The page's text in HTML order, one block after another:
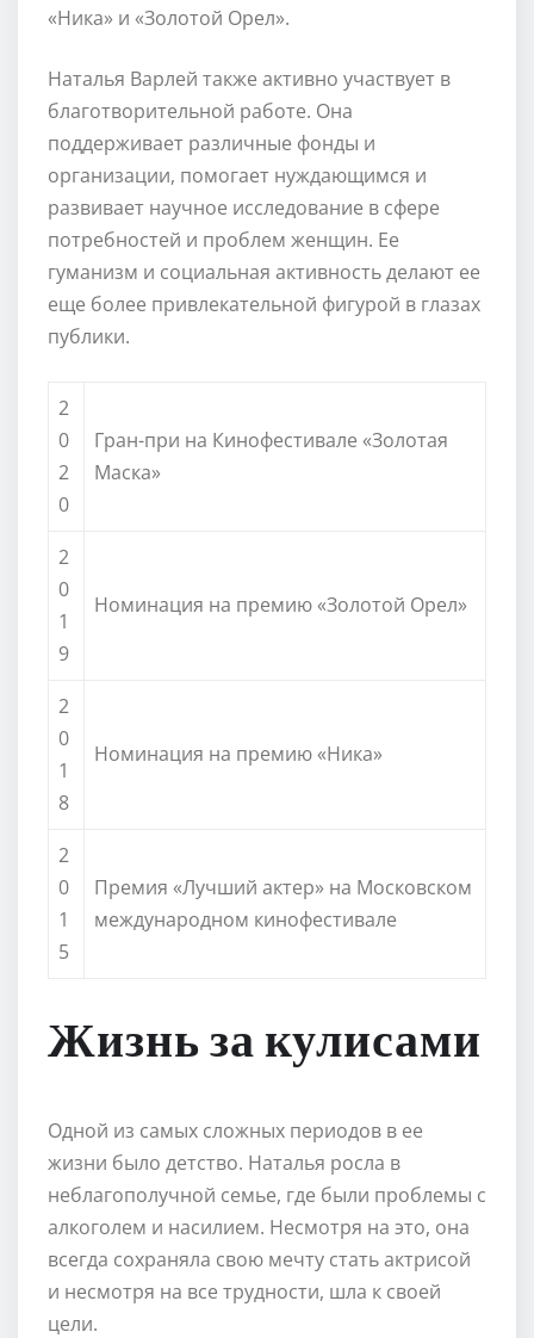
«Ника» и «Золотой Орел».
Наталья Варлей также активно участвует в
благотворительной работе. Она
поддерживает различные фонды и
организации, помогает нуждающимся и
развивает научное исследование в сфере
потребностей и проблем женщин. Ее
гуманизм и социальная активность делают ее
еще более привлекательной фигурой в глазах
публики.
2
0
2
0
Гран-при на Кинофестивале «Золотая
Маска»
2
0
1
9
Номинация на премию «Золотой Орел»
2
0
1
8
Номинация на премию «Ника»
2
0
1
5
Премия «Лучший актер» на Московском
международном кинофестивале
Жизнь за кулисами
Одной из самых сложных периодов в ее
жизни было детство. Наталья росла в
неблагополучной семье, где были проблемы с
алкоголем и насилием. Несмотря на это, она
всегда сохраняла свою мечту стать актрисой
и несмотря на все трудности, шла к своей
цели.